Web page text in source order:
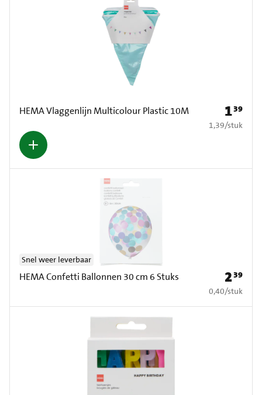
HEMA Vlaggenlijn Multicolour Plastic 10M Prijs: €
139
€ 1,39 per stuk
1,39/stuk
HEMA Confetti Ballonnen 30 cm 6 Stuks
Snel weer leverbaar
Prijs: €
239
€ 0,40 per stuk
0,40/stuk